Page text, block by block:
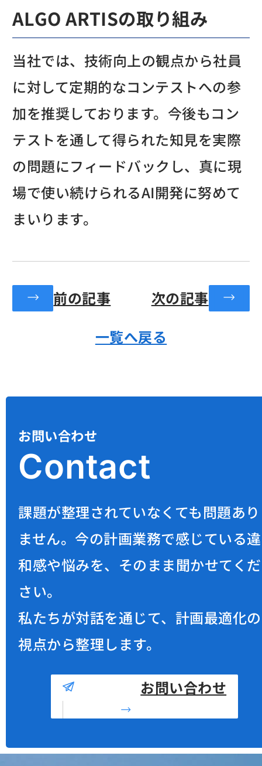
ALGO ARTISの取り組み
当社では、技術向上の観点から社員
に対して定期的なコンテストへの参
加を推奨しております。今後もコン
テストを通して得られた知見を実際
の問題にフィードバックし、真に現
場で使い続けられるAI開発に努めて
まいります。
前の記事
次の記事
一覧へ戻る
お問い合わせ
Contact
課題が整理されていなくても問題あり
ません。 今の計画業務で感じている違
和感や悩みを、そのまま聞かせてくだ
さい。
私たちが対話を通じて、計画最適化の
視点から整理します。
お問い合わせ